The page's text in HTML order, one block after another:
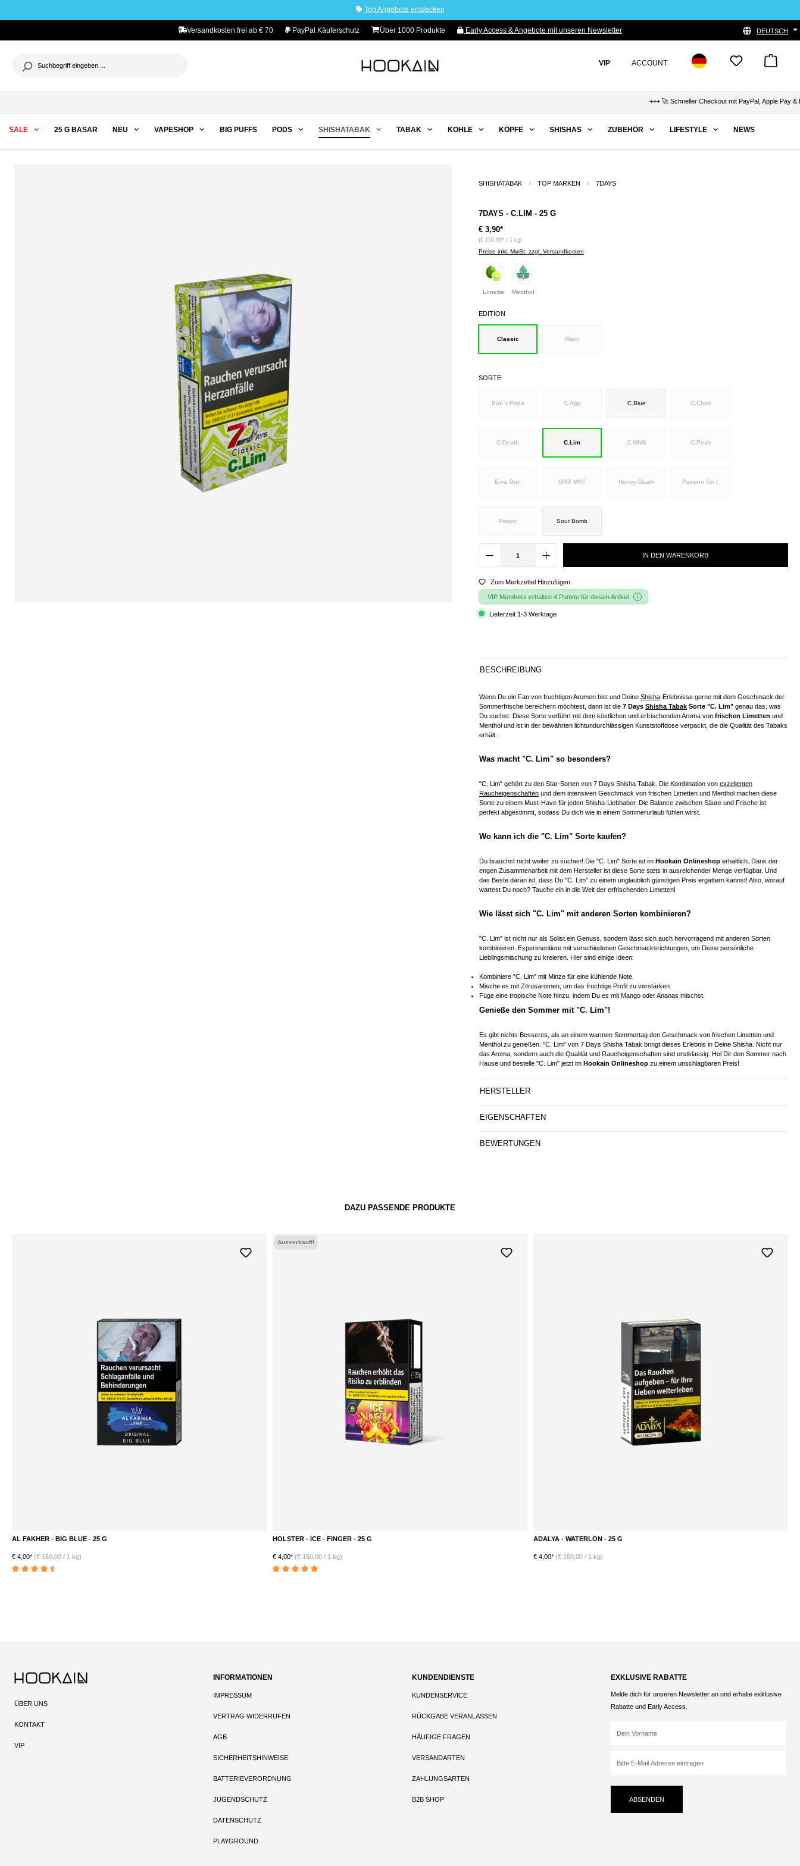
Top Angebote entdecken
Versandkosten frei ab € 70 PayPal Käuferschutz Über 1000 Produkte Early Access & Angebote mit unseren Newsletter DEUTSCH
VIP ACCOUNT
+++ 🚀 Schneller Checkout mit PayPal, Apple Pay &
SALE 25 G BASAR NEU VAPESHOP BIG PUFFS PODS SHISHATABAK TABAK KOHLE KÖPFE SHISHAS ZUBEHÖR LIFESTYLE NEWS
SHISHATABAK TOP MARKEN 7DAYS
7DAYS - C.LIM - 25 G
€ 3,90*
(€ 156,00* / 1 kg)
Preise inkl. MwSt. zzgl. Versandkosten
Limette Menthol
EDITION
Classic Platin
SORTE
Bob`s Papa C.App C.Blue C.Cherr
C.Death C.Lim C.MNG C.Peah
E-va Gun GRP MNT Honey Death Passion On I.
Poppy Sour Bomb
IN DEN WARENKORB
Zum Merkzettel Hinzufügen
VIP Members erhalten 4 Punkte für diesen Artikel
Lieferzeit 1-3 Werktage
BESCHREIBUNG
Wenn Du ein Fan von fruchtigen Aromen bist und Deine Shisha-Erlebnisse gerne mit dem Geschmack der
Sommerfrische bereichern möchtest, dann ist die 7 Days Shisha Tabak Sorte "C. Lim" genau das, was
Du suchst. Diese Sorte verführt mit dem köstlichen und erfrischenden Aroma von frischen Limetten und
Menthol und ist in der bewährten lichtundurchlässigen Kunststoffdose verpackt, die die Qualität des Tabaks
erhält.
Was macht "C. Lim" so besonders?
"C. Lim" gehört zu den Star-Sorten von 7 Days Shisha Tabak. Die Kombination von exzellenten
Raucheigenschaften und dem intensiven Geschmack von frischen Limetten und Menthol machen diese
Sorte zu einem Must-Have für jeden Shisha-Liebhaber. Die Balance zwischen Säure und Frische ist
perfekt abgestimmt, sodass Du dich wie in einem Sommerurlaub fühlen wirst.
Wo kann ich die "C. Lim" Sorte kaufen?
Du brauchst nicht weiter zu suchen! Die "C. Lim" Sorte ist im Hookain Onlineshop erhältlich. Dank der
engen Zusammenarbeit mit dem Hersteller ist diese Sorte stets in ausreichender Menge verfügbar. Und
das Beste daran ist, dass Du "C. Lim" zu einem unglaublich günstigen Preis ergattern kannst! Also, worauf
wartest Du noch? Tauche ein in die Welt der erfrischenden Limetten!
Wie lässt sich "C. Lim" mit anderen Sorten kombinieren?
"C. Lim" ist nicht nur als Solist ein Genuss, sondern lässt sich auch hervorragend mit anderen Sorten
kombinieren. Experimentiere mit verschiedenen Geschmacksrichtungen, um Deine persönliche
Lieblingsmischung zu kreieren. Hier sind einige Ideen:
Kombiniere "C. Lim" mit Minze für eine kühlende Note.
Mische es mit Zitrusaromen, um das fruchtige Profil zu verstärken.
Füge eine tropische Note hinzu, indem Du es mit Mango oder Ananas mischst.
Genieße den Sommer mit "C. Lim"!
Es gibt nichts Besseres, als an einem warmen Sommertag den Geschmack von frischen Limetten und
Menthol zu genießen. "C. Lim" von 7 Days Shisha Tabak bringt dieses Erlebnis in Deine Shisha. Nicht nur
das Aroma, sondern auch die Qualität und Raucheigenschaften sind erstklassig. Hol Dir den Sommer nach
Hause und bestelle "C. Lim" jetzt im Hookain Onlineshop zu einem unschlagbaren Preis!
HERSTELLER
EIGENSCHAFTEN
BEWERTUNGEN
DAZU PASSENDE PRODUKTE
AL FAKHER - BIG BLUE - 25 G
€ 4,00* (€ 160,00 / 1 kg)
Ausverkauft!
HOLSTER - ICE - FINGER - 25 G
€ 4,00* (€ 160,00 / 1 kg)
ADALYA - WATERLON - 25 G
€ 4,00* (€ 160,00 / 1 kg)
ÜBER UNS
KONTAKT
VIP
INFORMATIONEN
IMPRESSUM
VERTRAG WIDERRUFEN
AGB
SICHERHEITSHINWEISE
BATTERIEVERORDNUNG
JUGENDSCHUTZ
DATENSCHUTZ
PLAYGROUND
KUNDENDIENSTE
KUNDENSERVICE
RÜCKGABE VERANLASSEN
HÄUFIGE FRAGEN
VERSANDARTEN
ZAHLUNGSARTEN
B2B SHOP
EXKLUSIVE RABATTE
Melde dich für unseren Newsletter an und erhalte exklusive
Rabatte und Early Access.
ABSENDEN